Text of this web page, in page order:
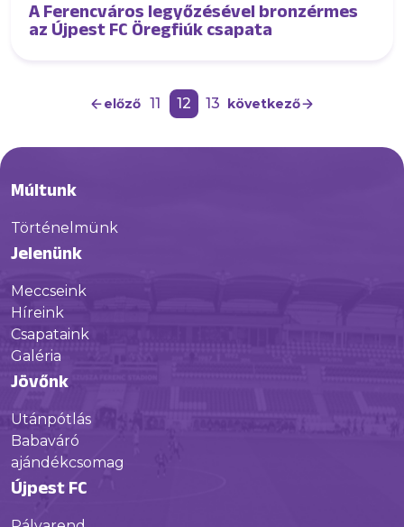
A Ferencváros legyőzésével bronzérmes
az Újpest FC Öregfiúk csapata
előző 11 12 13 következő
Múltunk
Történelmünk
Jelenünk
Meccseink
Híreink
Csapataink
Galéria
Jövőnk
Utánpótlás
Babaváró
ajándékcsomag
Újpest FC